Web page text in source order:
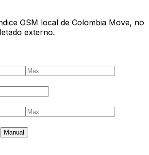
OSM local de Colombia Move, no
externo.
Manual